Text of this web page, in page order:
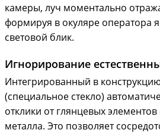
камеры, луч моментально
формируя в окуляре оператора
световой блик.
Игнорирование
Интегрированный в
(специальное стекло)
отклики от глянцевых
металла. Это позволяет